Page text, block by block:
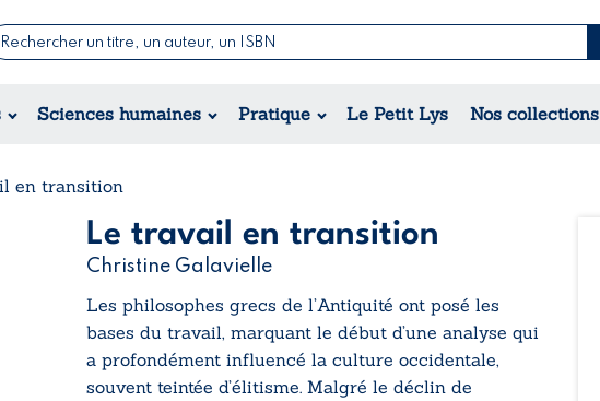
Sciences humaines Pratique Le Petit Lys Nos collections
Romance
Régional
Jeunesse
Nouvelles & Contes
Théâtre
en transition
Le travail en transition
Christine Galavielle
Les philosophes grecs de l’Antiquité ont posé les
bases du travail, marquant le début d’une analyse qui
a profondément influencé la culture occidentale,
souvent teintée d’élitisme. Malgré le déclin de